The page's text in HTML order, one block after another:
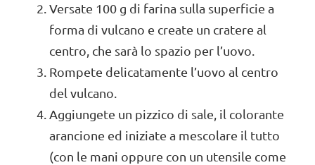
Versate 100 g di farina sulla superficie a
forma di vulcano e create un cratere al
centro, che sarà lo spazio per l’uovo.
Rompete delicatamente l’uovo al centro
del vulcano.
Aggiungete un pizzico di sale, il colorante
arancione ed iniziate a mescolare il tutto
(con le mani oppure con un utensile come